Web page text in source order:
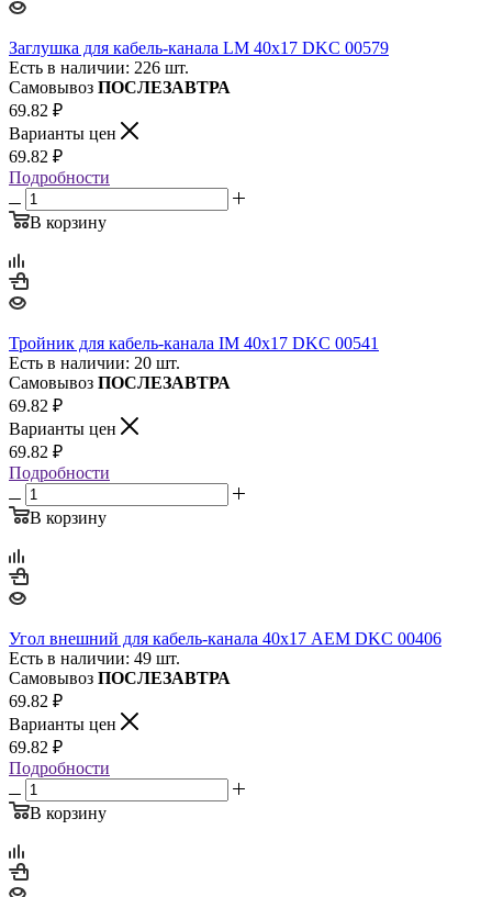
Заглушка для кабель-канала LM 40х17 DKC 00579
Есть в наличии: 226 шт.
Самовывоз ПОСЛЕЗАВТРА
69.82 ₽
Варианты цен
69.82 ₽
Подробности
В корзину
Тройник для кабель-канала IM 40х17 DKC 00541
Есть в наличии: 20 шт.
Самовывоз ПОСЛЕЗАВТРА
69.82 ₽
Варианты цен
69.82 ₽
Подробности
В корзину
Угол внешний для кабель-канала 40х17 AEM DKC 00406
Есть в наличии: 49 шт.
Самовывоз ПОСЛЕЗАВТРА
69.82 ₽
Варианты цен
69.82 ₽
Подробности
В корзину